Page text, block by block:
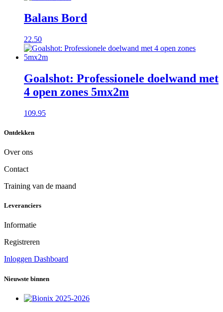
Balans Bord
22.50
Goalshot: Professionele doelwand met
4 open zones 5mx2m
109.95
Ontdekken
Over ons
Contact
Training van de maand
Leveranciers
Informatie
Registreren
Inloggen Dashboard
Nieuwste binnen